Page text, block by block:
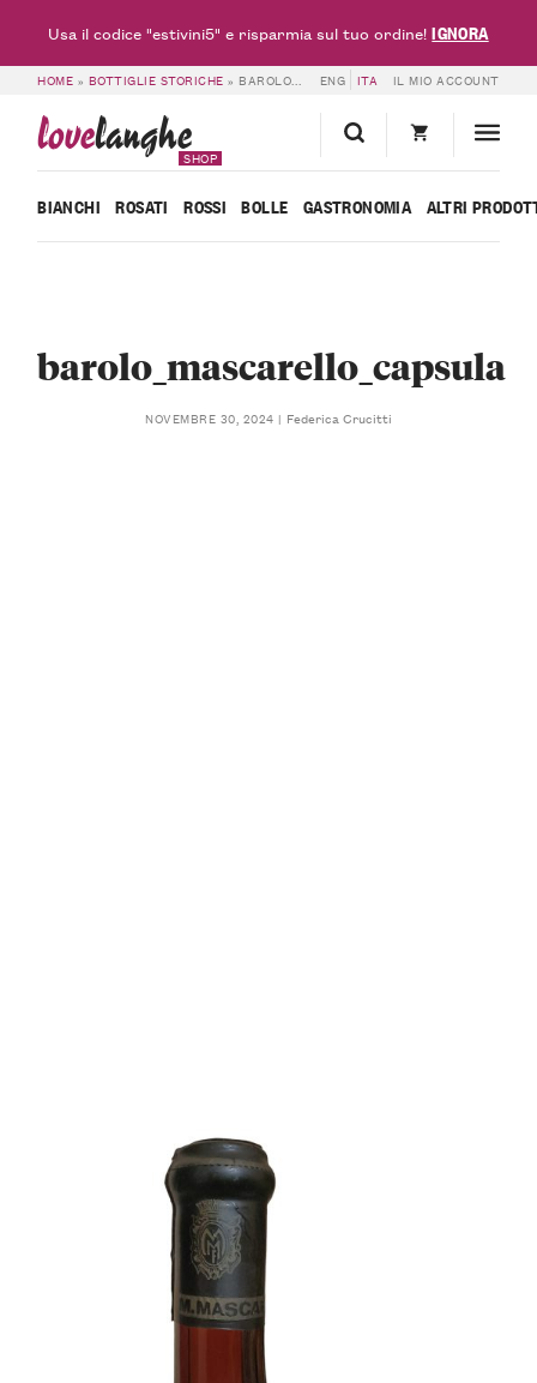
HOME » BOTTIGLIE STORICHE » BAROLO_MASCARELLO_CAPSULA ENG ITA IL MIO ACCOUNT
lovelanghe
SHOP
BIANCHI ROSATI ROSSI BOLLE GASTRONOMIA ALTRI
barolo_mascarello_capsula
NOVEMBRE 30, 2024 Federica Crucitti
Usa il codice "estivini5" e risparmia sul tuo ordine!IGNORA